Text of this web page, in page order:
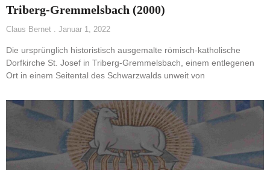
Triberg-Gremmelsbach (2000)
Claus Bernet Januar 1, 2022
Die ursprünglich historistisch ausgemalte römisch-katholische
Dorfkirche St. Josef in Triberg-Gremmelsbach, einem entlegenen
Ort in einem Seitental des Schwarzwalds unweit von